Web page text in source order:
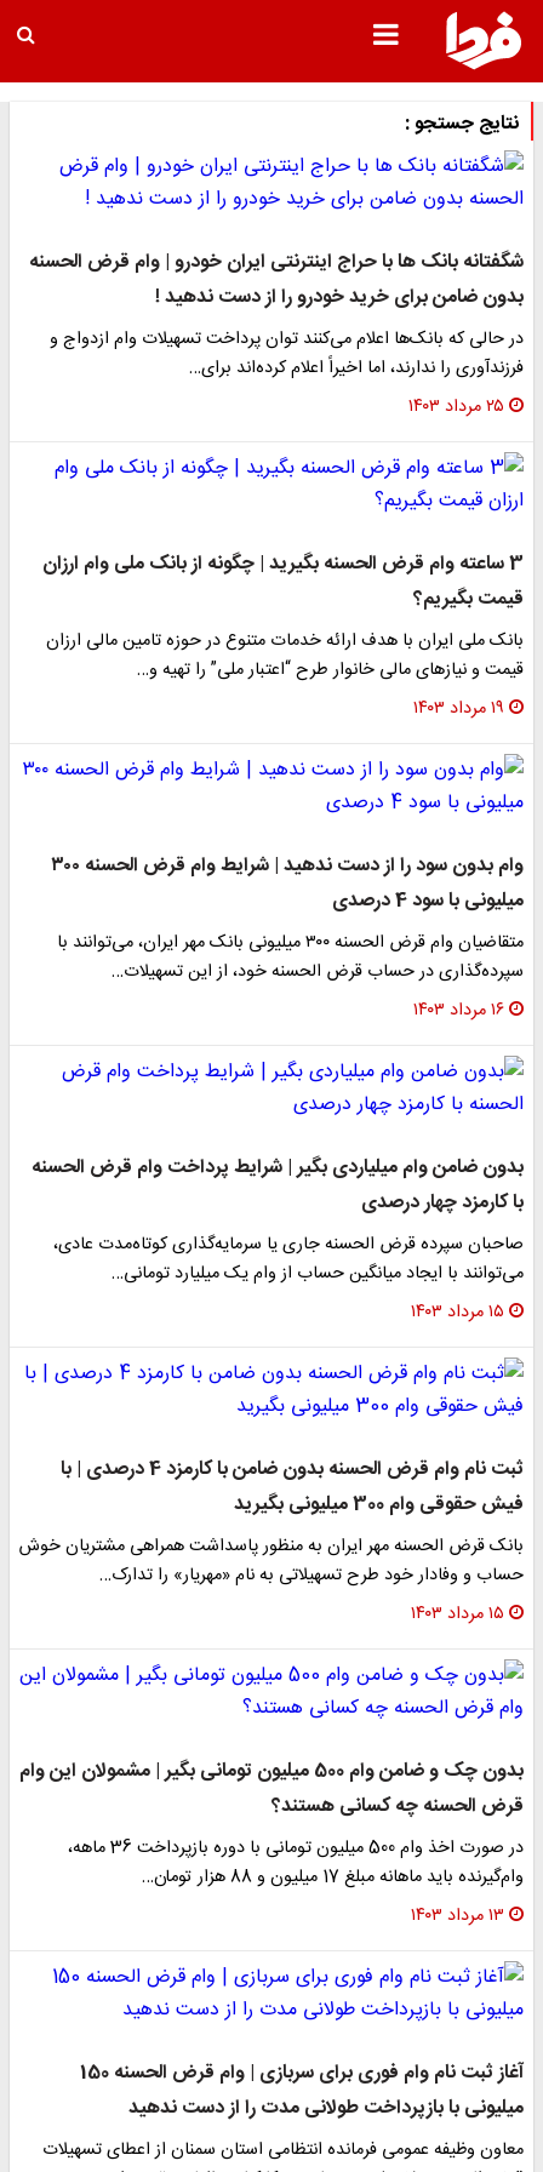
نتایج جستجو :
شگفتانه بانک ها با حراج اینترنتی ایران خودرو | وام قرض الحسنه
بدون ضامن برای خرید خودرو را از دست ندهید !
در حالی که بانک‌ها اعلام می‌کنند توان پرداخت تسهیلات وام ازدواج و
فرزندآوری را ندارند، اما اخیراً اعلام کرده‌اند برای…
۲۵ مرداد ۱۴۰۳
3 ساعته وام قرض الحسنه بگیرید | چگونه از بانک ملی وام ارزان
قیمت بگیریم؟
بانک ملی ایران با هدف ارائه خدمات متنوع در حوزه تامین مالی ارزان
قیمت و نیازهای مالی خانوار طرح “اعتبار ملی” را تهیه و…
۱۹ مرداد ۱۴۰۳
وام بدون سود را از دست ندهید | شرایط وام قرض الحسنه ۳۰۰
میلیونی با سود 4 درصدی
متقاضیان وام قرض الحسنه ۳۰۰ میلیونی بانک مهر ایران، می‌توانند با
سپرده‌گذاری در حساب قرض الحسنه خود، از این تسهیلات…
۱۶ مرداد ۱۴۰۳
بدون ضامن وام میلیاردی بگیر | شرایط پرداخت وام قرض الحسنه
با کارمزد چهار درصدی
صاحبان سپرده قرض الحسنه جاری یا سرمایه‌گذاری کوتاه‌مدت عادی،
می‌توانند با ایجاد میانگین حساب از وام یک میلیارد تومانی…
۱۵ مرداد ۱۴۰۳
ثبت نام وام قرض الحسنه بدون ضامن با کارمزد 4 درصدی | با
فیش حقوقی وام 300 میلیونی بگیرید
بانک قرض الحسنه مهر ایران به منظور پاسداشت همراهی مشتریان خوش
حساب و وفادار خود طرح تسهیلاتی به نام «مهریار» را تدارک…
۱۵ مرداد ۱۴۰۳
بدون چک و ضامن وام 500 میلیون تومانی بگیر | مشمولان این وام
قرض الحسنه چه کسانی هستند؟
در صورت اخذ وام 500 میلیون تومانی با دوره بازپرداخت 36 ماهه،
وام‌گیرنده باید ماهانه مبلغ 17 میلیون و 88 هزار تومان…
۱۳ مرداد ۱۴۰۳
آغاز ثبت نام وام فوری برای سربازی | وام قرض الحسنه 150
میلیونی با بازپرداخت طولانی مدت را از دست ندهید
معاون وظیفه عمومی فرمانده انتظامی استان سمنان از اعطای تسهیلات